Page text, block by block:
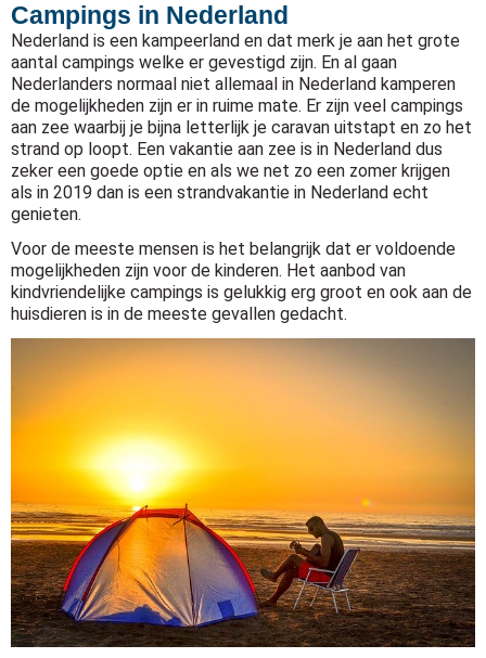
Campings in Nederland
Nederland is een kampeerland en dat merk je aan het grote
aantal campings welke er gevestigd zijn. En al gaan
Nederlanders normaal niet allemaal in Nederland kamperen
de mogelijkheden zijn er in ruime mate. Er zijn veel campings
aan zee waarbij je bijna letterlijk je caravan uitstapt en zo het
strand op loopt. Een vakantie aan zee is in Nederland dus
zeker een goede optie en als we net zo een zomer krijgen
als in 2019 dan is een strandvakantie in Nederland echt
genieten.
Voor de meeste mensen is het belangrijk dat er voldoende
mogelijkheden zijn voor de kinderen. Het aanbod van
kindvriendelijke campings is gelukkig erg groot en ook aan de
huisdieren is in de meeste gevallen gedacht.